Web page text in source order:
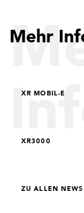
Mehr
XR MOBIL-E
XR3000
ZU ALLEN NEWS